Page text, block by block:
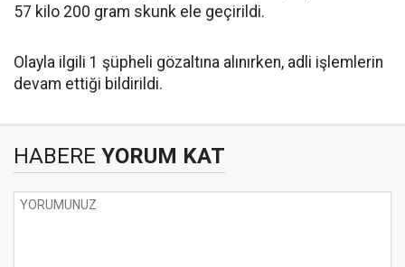
57 kilo 200 gram skunk ele geçirildi.
Olayla ilgili 1 şüpheli gözaltına alınırken, adli işlemlerin
devam ettiği bildirildi.
HABERE YORUM KAT